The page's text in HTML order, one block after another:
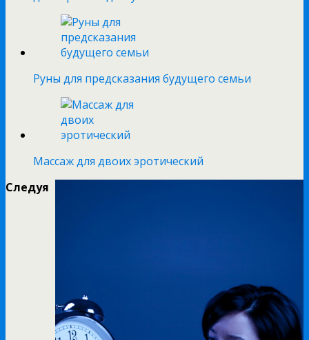
Руны для предсказания будущего семьи
Массаж для двоих эротический
Следуя